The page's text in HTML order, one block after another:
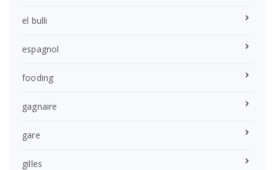
el bulli
espagnol
fooding
gagnaire
gare
gilles